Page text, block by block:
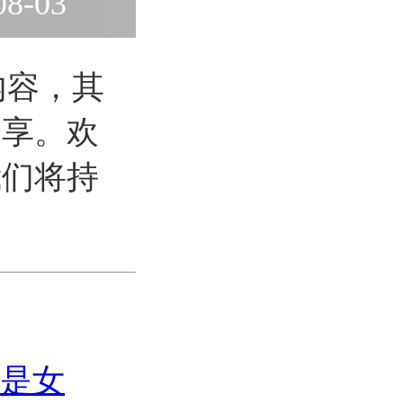
，其
。欢
将持
女